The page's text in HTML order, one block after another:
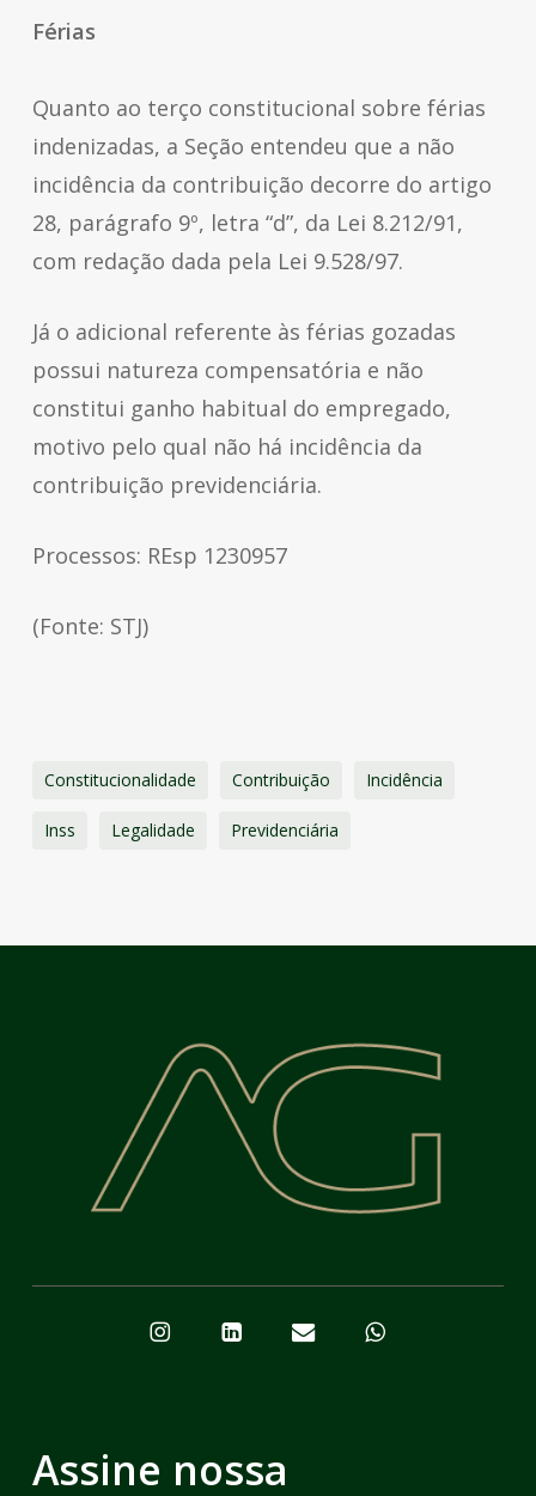
Férias
Quanto ao terço constitucional sobre férias
indenizadas, a Seção entendeu que a não
incidência da contribuição decorre do artigo
28, parágrafo 9º, letra “d”, da Lei 8.212/91,
com redação dada pela Lei 9.528/97.
Já o adicional referente às férias gozadas
possui natureza compensatória e não
constitui ganho habitual do empregado,
motivo pelo qual não há incidência da
contribuição previdenciária.
Processos: REsp 1230957
(Fonte: STJ)
Constitucionalidade Contribuição Incidência
Inss Legalidade Previdenciária
Assine nossa